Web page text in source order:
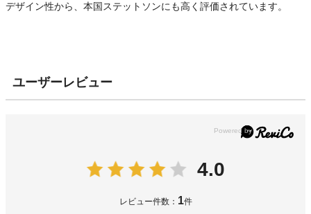
デザイン性から、本国ステットソンにも高く評価されています。
ユーザーレビュー
4.0
レビュー件数： 1件